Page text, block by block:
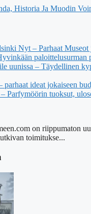
Historia Ja Muodin
Nyt – Parhaat Museot
paloittelusurman
uunissa – Täydellinen
parhaat ideat jokaiseen
Parfymöörin tuoksut,
on riippumaton
toimitukse...